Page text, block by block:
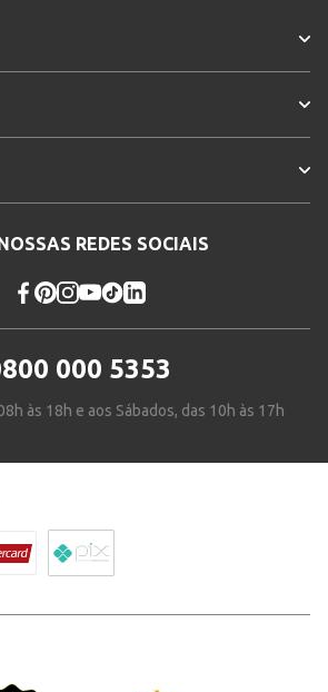
REDES SOCIAIS
000 5353
às 18h e aos Sábados, das 10h às 17h